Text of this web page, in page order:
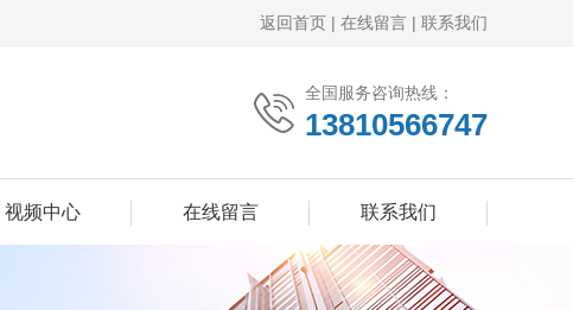
返回首页 | 在线留言 | 联系我们
全国服务咨询热线：
13810566747
视频中心 在线留言 联系我们